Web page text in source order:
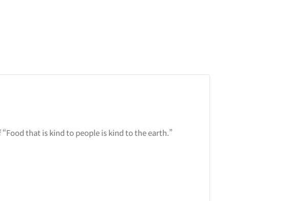
that is kind to people is kind to the earth.”